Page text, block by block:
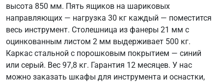
высота 850 мм. Пять ящиков на шариковых
направляющих — нагрузка 30 кг каждый — поместится
весь инструмент. Столешница из фанеры 21 мм с
оцинкованным листом 2 мм выдерживает 500 кг.
Каркас стальной с порошковым покрытием — синий
или серый. Вес 97,8 кг. Гарантия 12 месяцев. У нас
можно заказать шкафы для инструмента и оснастки,